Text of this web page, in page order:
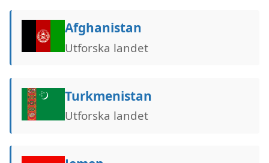
Afghanistan
Utforska landet
Turkmenistan
Utforska landet